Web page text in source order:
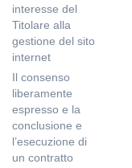
interesse del
Titolare alla
gestione del sito
internet
Il consenso
liberamente
espresso e la
conclusione e
l’esecuzione di
un contratto